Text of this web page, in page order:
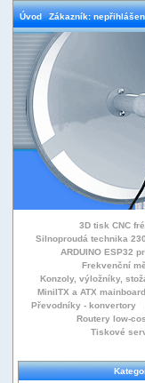
Úvod Zákazník: nepřihlášen
3D tisk CNC
Silnoproudá technika
ARDUINO ESP32
Frekvenční
Konzoly, výložníky,
MiniITX a ATX mainboard
Převodníky - konvertory
Routery low-
Tiskové